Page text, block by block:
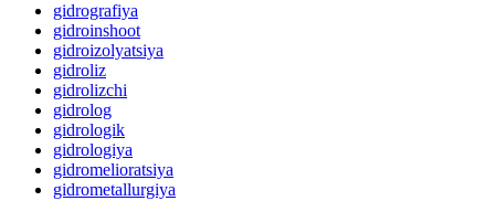
gidrografiya
gidroinshoot
gidroizolyatsiya
gidroliz
gidrolizchi
gidrolog
gidrologik
gidrologiya
gidromelioratsiya
gidrometallurgiya